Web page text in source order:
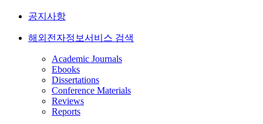
공지사항
해외전자정보서비스 검색
Academic Journals
Ebooks
Dissertations
Conference Materials
Reviews
Reports